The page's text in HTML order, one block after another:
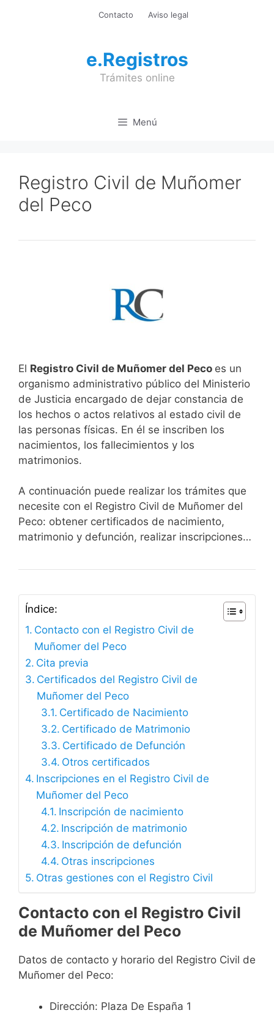
Contacto Aviso legal
e.Registros
Trámites online
Menú
Registro Civil de Muñomer
del Peco
El Registro Civil de Muñomer del Peco es un
organismo administrativo público del Ministerio
de Justicia encargado de dejar constancia de
los hechos o actos relativos al estado civil de
las personas físicas. En él se inscriben los
nacimientos, los fallecimientos y los
matrimonios.
A continuación puede realizar los trámites que
necesite con el Registro Civil de Muñomer del
Peco: obtener certificados de nacimiento,
matrimonio y defunción, realizar inscripciones…
Índice:
Contacto con el Registro Civil de
Muñomer del Peco
Cita previa
Certificados del Registro Civil de
Muñomer del Peco
Certificado de Nacimiento
Certificado de Matrimonio
Certificado de Defunción
Otros certificados
Inscripciones en el Registro Civil de
Muñomer del Peco
Inscripción de nacimiento
Inscripción de matrimonio
Inscripción de defunción
Otras inscripciones
Otras gestiones con el Registro Civil
Contacto con el Registro Civil
de Muñomer del Peco
Datos de contacto y horario del Registro Civil de
Muñomer del Peco:
Dirección: Plaza De España 1